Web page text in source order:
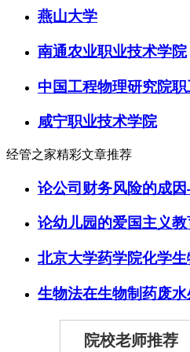
燕山大学
南通农业职业技术学院
中国工程物理研究院
咸宁职业技术学院
经管之家精彩文章推荐
论公司财务风险的成
论幼儿园的爱国主义教
北京大学药学院化学
生物法在生物制药废水
院校老师推荐